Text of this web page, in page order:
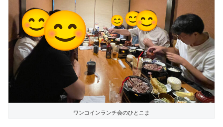
ワンコインランチ会のひとこま